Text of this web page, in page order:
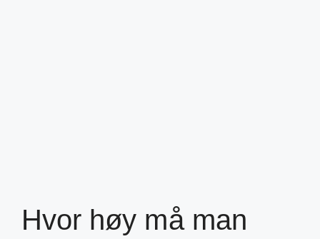
Hvor høy må man